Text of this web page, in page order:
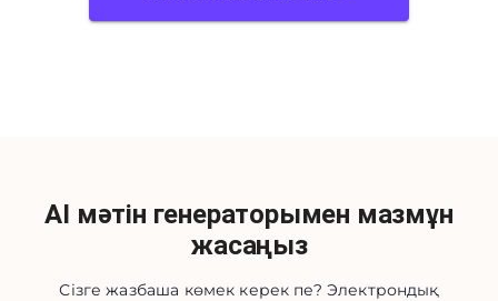
AI мәтін генераторымен мазмұн
жасаңыз
Сізге жазбаша көмек керек пе? Электрондық